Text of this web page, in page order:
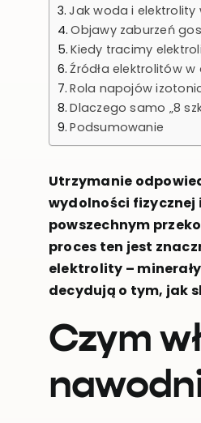
Jak woda i elektrolity
Objawy zaburzeń
Kiedy tracimy
Źródła elektrolitów w
Rola napojów
Dlaczego samo „8
Podsumowanie
Utrzymanie
wydolności fizycznej
powszechnym
proces ten jest
elektrolity –
decydują o tym, jak
Czym